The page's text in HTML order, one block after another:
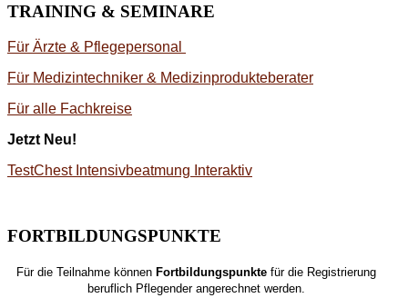
TRAINING & SEMINARE
Für Ärzte & Pflegepersonal
Für Medizintechniker & Medizinprodukteberater
Für alle Fachkreise
Jetzt Neu!
TestChest Intensivbeatmung Interaktiv
FORTBILDUNGSPUNKTE
Für die Teilnahme könnenFortbildungspunktefür die Registrierung
beruflich Pflegender angerechnet werden.